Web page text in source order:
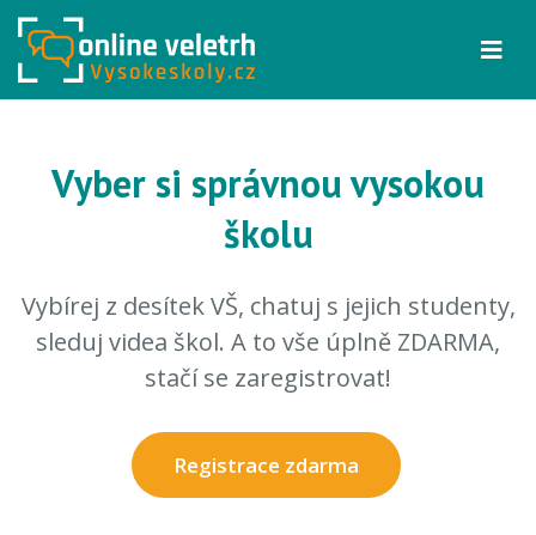
Vyber si správnou vysokou
školu
Vybírej z desítek VŠ, chatuj s jejich studenty,
sleduj videa škol. A to vše úplně ZDARMA,
stačí se zaregistrovat!
Registrace zdarma